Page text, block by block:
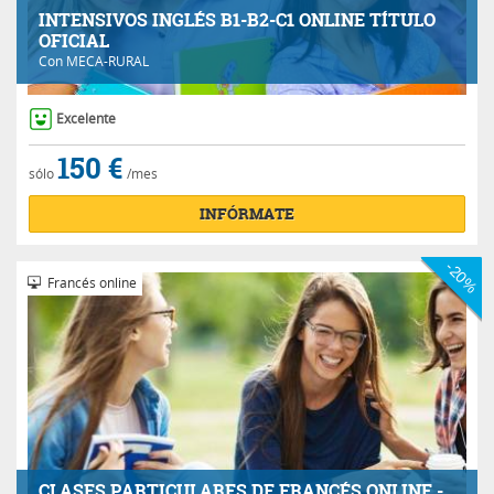
INTENSIVOS INGLÉS B1-B2-C1 ONLINE TÍTULO
OFICIAL
Con MECA-RURAL
Excelente
sólo150 € /mes
INFÓRMATE
Francés online -20%